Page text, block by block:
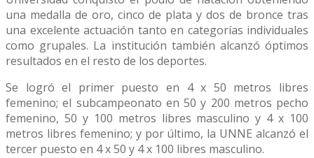
una medalla de oro, cinco de plata y dos de bronce tras
una excelente actuación tanto en categorías individuales
como grupales. La institución también alcanzó óptimos
resultados en el resto de los deportes.
Se logró el primer puesto en 4 x 50 metros libres
femenino; el subcampeonato en 50 y 200 metros pecho
femenino, 50 y 100 metros libres masculino y 4 x 100
metros libres femenino; y por último, la UNNE alcanzó el
tercer puesto en 4 x 50 y 4 x 100 libres masculino.